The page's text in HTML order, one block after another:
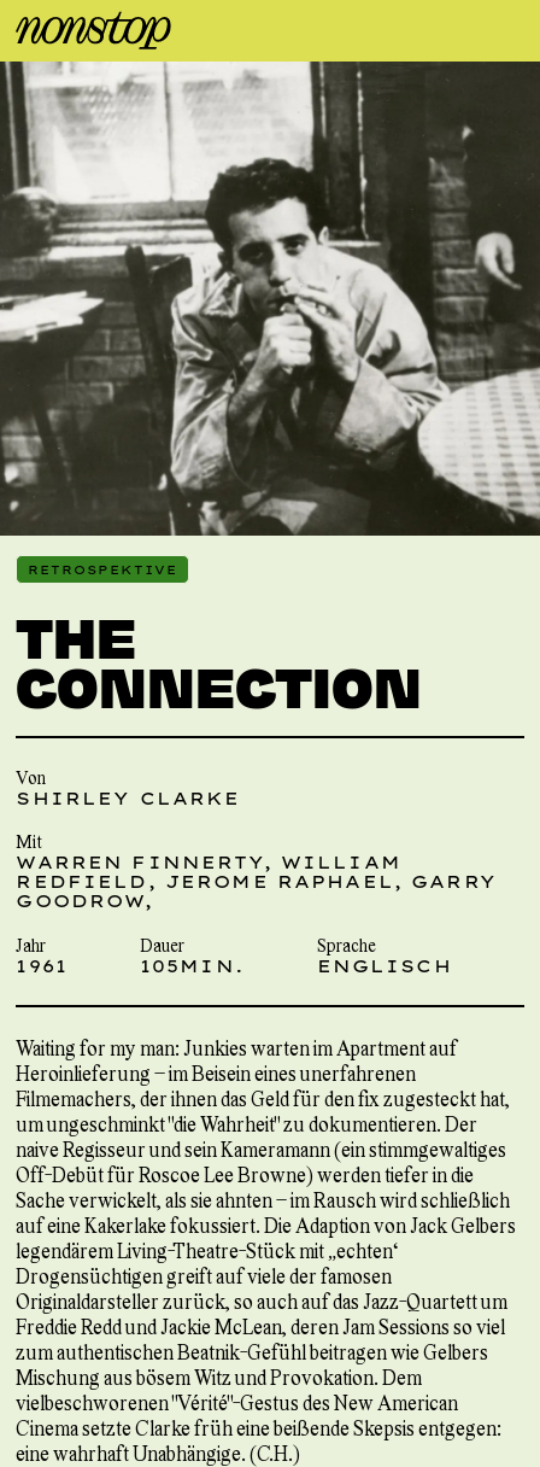
RETROSPEKTIVE
THE
CONNECTION
Von
SHIRLEY CLARKE
Mit
WARREN FINNERTY, WILLIAM
REDFIELD, JEROME RAPHAEL, GARRY
GOODROW,
Jahr
1961
Dauer
105MIN.
Sprache
ENGLISCH
Waiting for my man: Junkies warten im Apartment auf
Heroinlieferung – im Beisein eines unerfahrenen
Filmemachers, der ihnen das Geld für den fix zugesteckt hat,
um ungeschminkt "die Wahrheit" zu dokumentieren. Der
naive Regisseur und sein Kameramann (ein stimmgewaltiges
Off-Debüt für Roscoe Lee Browne) werden tiefer in die
Sache verwickelt, als sie ahnten – im Rausch wird schließlich
auf eine Kakerlake fokussiert. Die Adaption von Jack Gelbers
legendärem Living-Theatre-Stück mit „echten“
Drogensüchtigen greift auf viele der famosen
Originaldarsteller zurück, so auch auf das Jazz-Quartett um
Freddie Redd und Jackie McLean, deren Jam Sessions so viel
zum authentischen Beatnik-Gefühl beitragen wie Gelbers
Mischung aus bösem Witz und Provokation. Dem
vielbeschworenen "Vérité"-Gestus des New American
Cinema setzte Clarke früh eine beißende Skepsis entgegen:
eine wahrhaft Unabhängige. (C.H.)